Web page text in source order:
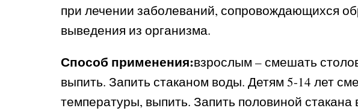
при лечении заболеваний, сопровождающихся
выведения из организма.
Способ применения:взрослым – смешать
выпить. Запить стаканом воды. Детям 5-14 лет
температуры, выпить. Запить половиной